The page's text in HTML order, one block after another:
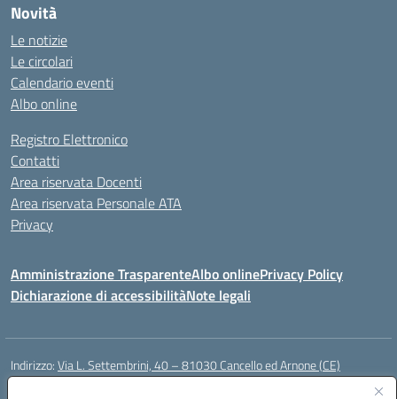
Novità
Le notizie
Le circolari
Calendario eventi
Albo online
Registro Elettronico
Contatti
Area riservata Docenti
Area riservata Personale ATA
Privacy
Amministrazione TrasparenteAlbo onlinePrivacy Policy
Dichiarazione di accessibilitàNote legali
Indirizzo:Via L. Settembrini, 40 – 81030 Cancello ed Arnone (CE)
Centralino: